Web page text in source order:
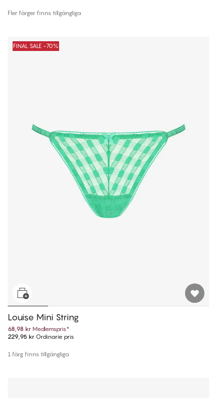
Fler färger finns tillgängliga
FINAL SALE -70%
Louise Mini String
68,98 kr Medlemspris*
229,95 kr Ordinarie pris
1 färg finns tillgängliga